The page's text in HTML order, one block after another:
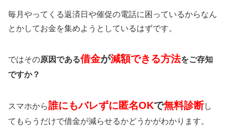
毎月やってくる返済日や催促の電話に困っているからなん
とかしてお金を集めようとしているはずです。
ではその原因である借金が減額できる方法をご存知
ですか？
スマホから誰にもバレずに匿名OKで無料診断し
てもらうだけで借金が減らせるかどうかがわかります。